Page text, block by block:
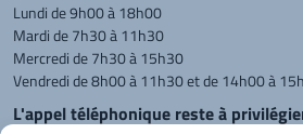
Lundi de 9h00 à 18h00
Mardi de 7h30 à 11h30
Mercredi de 7h30 à 15h30
Vendredi de 8h00 à 11h30 et de 14h00 à
L'appel téléphonique reste à